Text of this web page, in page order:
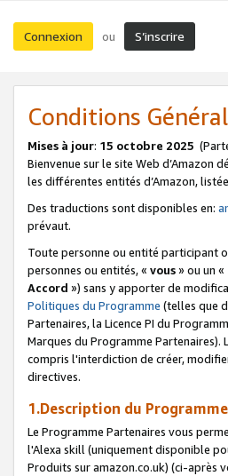
Connexion ou S’inscrire
Conditions
Mises à jour: 15 octobre 2025
Bienvenue sur le site Web d’Amazon
les différentes entités d’Amazon,
Des traductions sont disponibles en:
prévaut.
Toute personne ou entité participant
personnes ou entités, « vous» ou un «
Accord ») sans y apporter de
Politiques du Programme (telles que
Partenaires, la Licence PI du
Marques du Programme
compris l'interdiction de créer,
directives.
1.Description du
Le Programme Partenaires vous
l'Alexa skill (uniquement disponible
Produits sur amazon.co.uk) (ci-après